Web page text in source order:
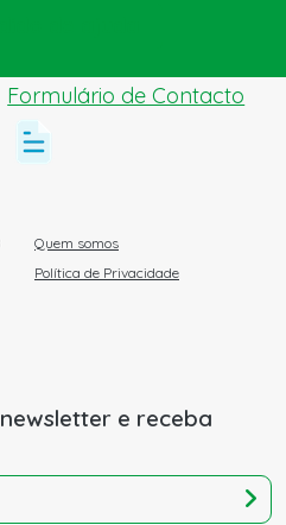
Formulário de Contacto
Quem somos
Política de Privacidade
e receba